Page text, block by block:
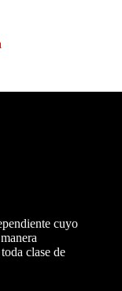
cuyo
clase de